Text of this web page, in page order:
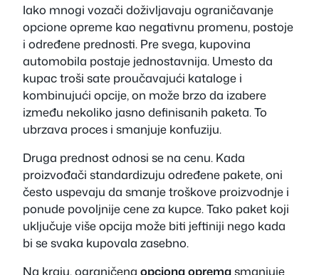
Iako mnogi vozači doživljavaju ograničavanje
opcione opreme kao negativnu promenu, postoje
i određene prednosti. Pre svega, kupovina
automobila postaje jednostavnija. Umesto da
kupac troši sate proučavajući kataloge i
kombinujući opcije, on može brzo da izabere
između nekoliko jasno definisanih paketa. To
ubrzava proces i smanjuje konfuziju.
Druga prednost odnosi se na cenu. Kada
proizvođači standardizuju određene pakete, oni
često uspevaju da smanje troškove proizvodnje i
ponude povoljnije cene za kupce. Tako paket koji
uključuje više opcija može biti jeftiniji nego kada
bi se svaka kupovala zasebno.
Na kraju, ograničena opciona opremasmanjuje